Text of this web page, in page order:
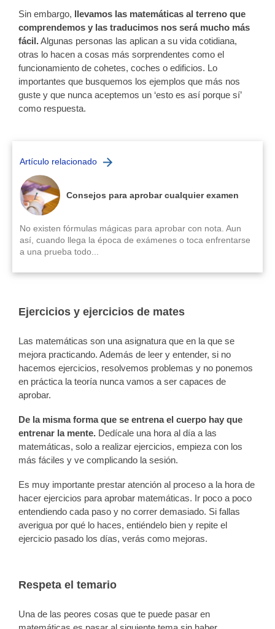
Sin embargo, llevamos las matemáticas al terreno que
comprendemos y las traducimos nos será mucho más
fácil.Algunas personas las aplican a su vida cotidiana,
otras lo hacen a cosas más sorprendentes como el
funcionamiento de cohetes, coches o edificios. Lo
importantes que busquemos los ejemplos que más nos
guste y que nunca aceptemos un ‘esto es así porque sí’
como respuesta.
Artículo relacionado
Consejos para aprobar cualquier examen
No existen fórmulas mágicas para aprobar con nota. Aun
así, cuando llega la época de exámenes o toca enfrentarse
a una prueba todo...
Ejercicios y ejercicios de mates
Las matemáticas son una asignatura que en la que se
mejora practicando. Además de leer y entender, si no
hacemos ejercicios, resolvemos problemas y no ponemos
en práctica la teoría nunca vamos a ser capaces de
aprobar.
De la misma forma que se entrena el cuerpo hay que
entrenar la mente. Dedícale una hora al día a las
matemáticas, solo a realizar ejercicios, empieza con los
más fáciles y ve complicando la sesión.
Es muy importante prestar atención al proceso a la hora de
hacer ejercicios para aprobar matemáticas. Ir poco a poco
entendiendo cada paso y no correr demasiado. Si fallas
averigua por qué lo haces, entiéndelo bien y repite el
ejercicio pasado los días, verás como mejoras.
Respeta el temario
Una de las peores cosas que te puede pasar en